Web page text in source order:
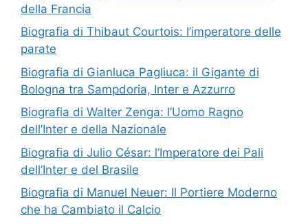
della Francia
Biografia di Thibaut Courtois: l’imperatore delle
parate
Biografia di Gianluca Pagliuca: il Gigante di
Bologna tra Sampdoria, Inter e Azzurro
Biografia di Walter Zenga: l’Uomo Ragno
dell’Inter e della Nazionale
Biografia di Julio César: l’Imperatore dei Pali
dell’Inter e del Brasile
Biografia di Manuel Neuer: Il Portiere Moderno
che ha Cambiato il Calcio